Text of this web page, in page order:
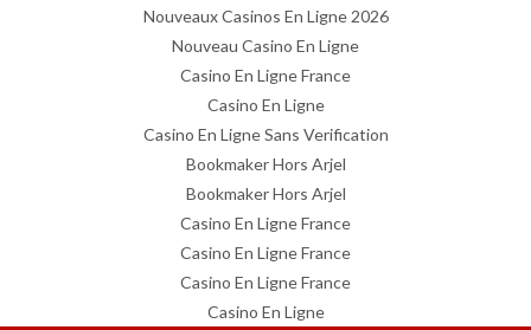
Nouveaux Casinos En Ligne 2026
Nouveau Casino En Ligne
Casino En Ligne France
Casino En Ligne
Casino En Ligne Sans Verification
Bookmaker Hors Arjel
Bookmaker Hors Arjel
Casino En Ligne France
Casino En Ligne France
Casino En Ligne France
Casino En Ligne